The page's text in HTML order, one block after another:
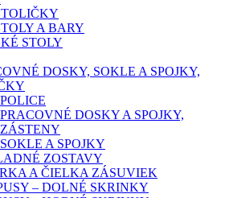
A BARY
STOLY
DOSKY, SOKLE A SPOJKY,
POLICE
PRACOVNÉ DOSKY A SPOJKY,
ZÁSTENY
SOKLE A SPOJKY
ZOSTAVY
A ČIELKA ZÁSUVIEK
– DOLNÉ SKRINKY